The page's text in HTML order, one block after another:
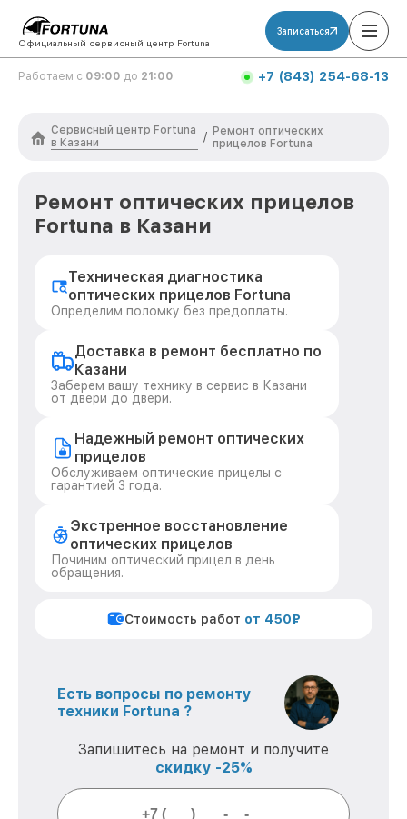
Официальный сервисный центр Fortuna
Записаться
Работаем с 09:00 до 21:00 +7 (843) 254-68-13
Сервисный центр Fortuna
в Казани
/ Ремонт оптических
прицелов Fortuna
Ремонт оптических прицелов
Fortuna в Казани
Техническая диагностика
оптических прицелов Fortuna
Определим поломку без предоплаты.
Доставка в ремонт бесплатно по
Казани
Заберем вашу технику в сервис в Казани
от двери до двери.
Надежный ремонт оптических
прицелов
Обслуживаем оптические прицелы с
гарантией 3 года.
Экстренное восстановление
оптических прицелов
Починим оптический прицел в день
обращения.
Стоимость работ от 450₽
Есть вопросы по ремонту
техники Fortuna ?
Запишитесь на ремонт и получите
скидку -25%